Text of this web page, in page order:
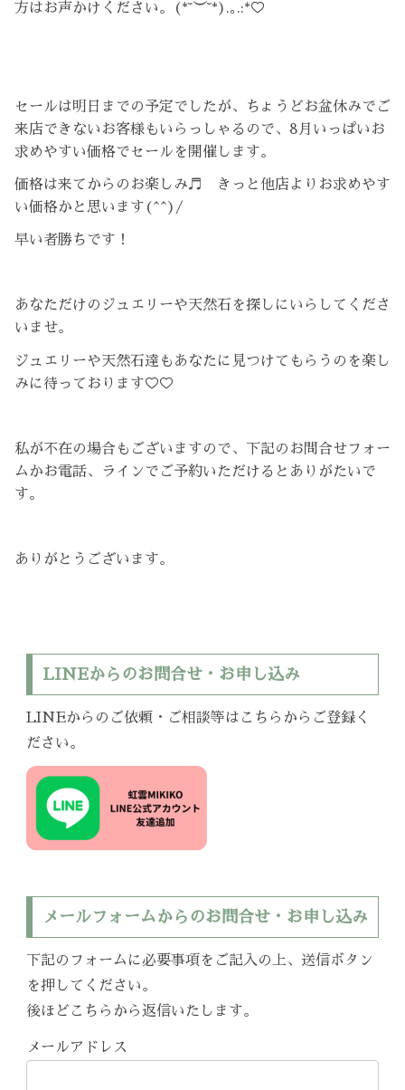
方はお声かけください。(*˘︶˘*).｡.:*♡
セールは明日までの予定でしたが、ちょうどお盆休みでご
来店できないお客様もいらっしゃるので、8月いっぱいお
求めやすい価格でセールを開催します。
価格は来てからのお楽しみ♬ きっと他店よりお求めやす
い価格かと思います(^^)/
早い者勝ちです！
あなただけのジュエリーや天然石を探しにいらしてくださ
いませ。
ジュエリーや天然石達もあなたに見つけてもらうのを楽し
みに待っております♡♡
私が不在の場合もございますので、下記のお問合せフォー
ムかお電話、ラインでご予約いただけるとありがたいで
す。
ありがとうございます。
LINEからのお問合せ・お申し込み
LINEからのご依頼・ご相談等はこちらからご登録く
ださい。
メールフォームからのお問合せ・お申し込み
下記のフォームに必要事項をご記入の上、送信ボタン
を押してください。
後ほどこちらから返信いたします。
メールアドレス